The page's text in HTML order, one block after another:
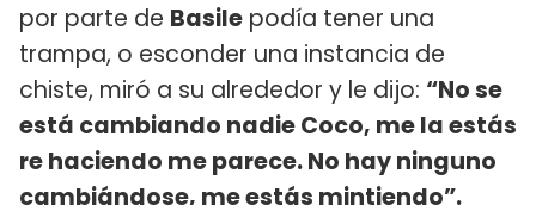
por parte de Basile podía tener una
trampa, o esconder una instancia de
chiste, miró a su alrededor y le dijo: “No se
está cambiando nadie Coco, me la estás
re haciendo me parece. No hay ninguno
cambiándose, me estás mintiendo”.